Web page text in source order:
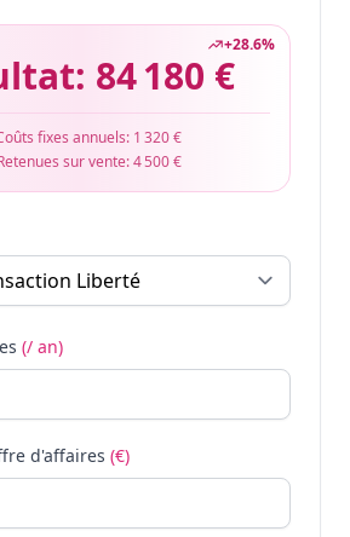
+28.6%
84 180 €
fixes annuels: 1 320 €
sur vente:4 500 €
(/ an)
d'affaires (€)